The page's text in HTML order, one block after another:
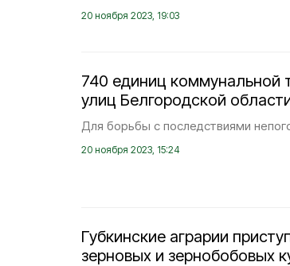
20 ноября 2023, 19:03
740 единиц коммунальной
улиц Белгородской
Для борьбы с последствиями
20 ноября 2023, 15:24
Губкинские аграрии
зерновых и зернобобовых